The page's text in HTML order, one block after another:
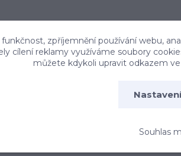
funkčnost, zpříjemnění používání webu,
cílení reklamy využíváme soubory
můžete kdykoli upravit odkazem
Nastavení
Souhlas